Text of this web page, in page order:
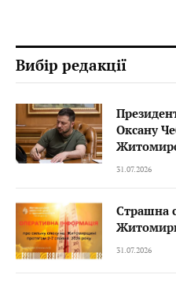
Вибір редакції
Оксану
31.07.2026
Страшна
31.07.2026